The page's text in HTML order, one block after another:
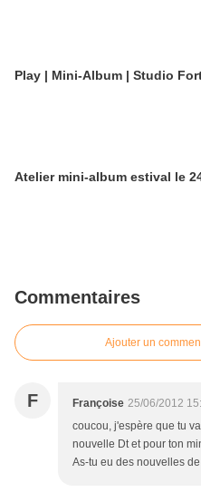
Play | Mini-Album | Studio
Atelier mini-album estival le
Commentaires
Ajouter un
F Françoise 25/06/2012
coucou, j'espère que tu
nouvelle Dt et pour ton
As-tu eu des nouvelles